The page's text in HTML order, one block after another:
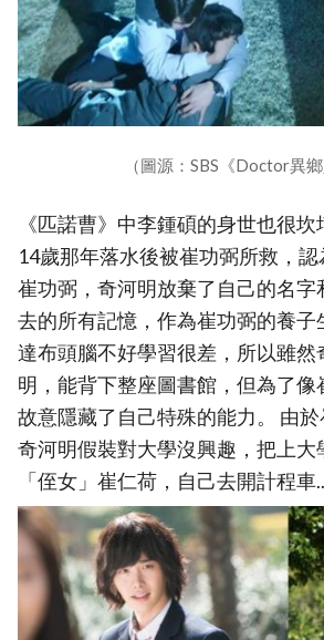
（圖源：SBS《Doctor異鄉
《匹諾曹》中李鍾碩的身世也很坎
14歲那年落水後被崔功弼所救，
崔功弼，奇河明放棄了自己的名字
去的所有記憶，作為崔功弼的養子
達布頭腦不好學習很差，所以雖然
明，能背下整座圖書館，但為了像
故意隱藏了自己特殊的能力。 由於
奇河明假裝對大學沒興趣，把上大
「侄女」崔仁荷，自己去開計程車